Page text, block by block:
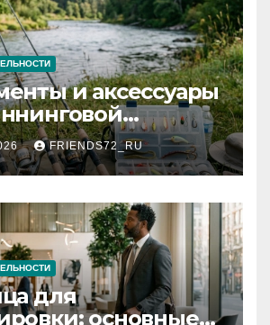
и аксессуары
назначение и
FRIENDS72_RU
для
основные